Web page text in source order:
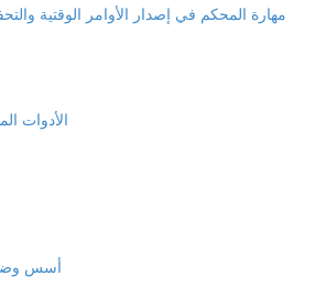
مهارة المحكم في إصدار الأوامر الوقتية
الأدوات
أسس